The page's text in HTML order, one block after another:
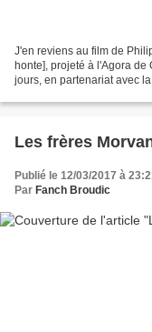
J'en reviens au film de
honte], projeté à l'Agora
jours, en partenariat avec
Les frères
Publié le 12/03/2017 à
Par Fanch Broudic